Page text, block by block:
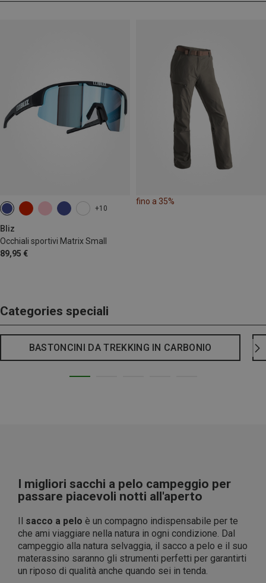
+10
Bliz
Occhiali sportivi Matrix Small
89,95 €
fino a 35%
Categories speciali
BASTONCINI DA TREKKING IN CARBONIO
I migliori sacchi a pelo campeggio per
passare piacevoli notti all'aperto
Il sacco a pelo è un compagno indispensabile per te
che ami viaggiare nella natura in ogni condizione. Dal
campeggio alla natura selvaggia, il sacco a pelo e il suo
materassino saranno gli strumenti perfetti per garantirti
un riposo di qualità anche quando sei in tenda.